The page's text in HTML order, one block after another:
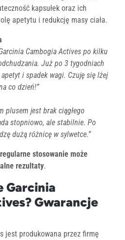
kapsułek oraz ich
apetytu i redukcję masy ciała.
Cambogia Actives po kilku
Już po 3 tygodniach
apetyt i spadek wagi. Czuję się lżej
co dzień!”
plusem jest brak ciągłego
stopniowo, ale stabilnie. Po
dużą różnicę w sylwetce.”
regularne stosowanie może
rezultaty.
Garcinia
Gwarancje
jest produkowana przez firmę